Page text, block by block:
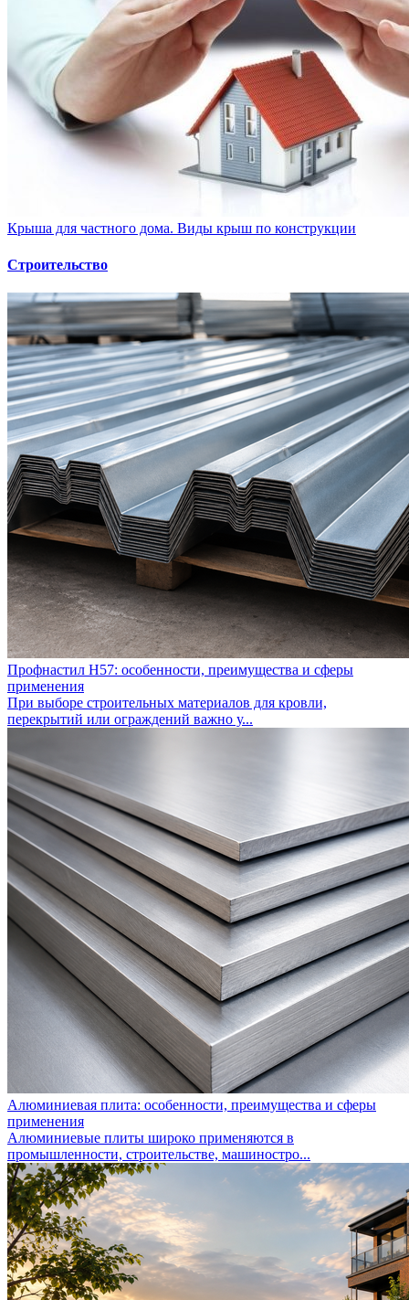
Крыша для частного дома. Виды крыш по конструкции
Строительство
Профнастил Н57: особенности, преимущества и сферы
применения
При выборе строительных материалов для кровли,
перекрытий или ограждений важно у...
Алюминиевая плита: особенности, преимущества и сферы
применения
Алюминиевые плиты широко применяются в
промышленности, строительстве, машиностро...